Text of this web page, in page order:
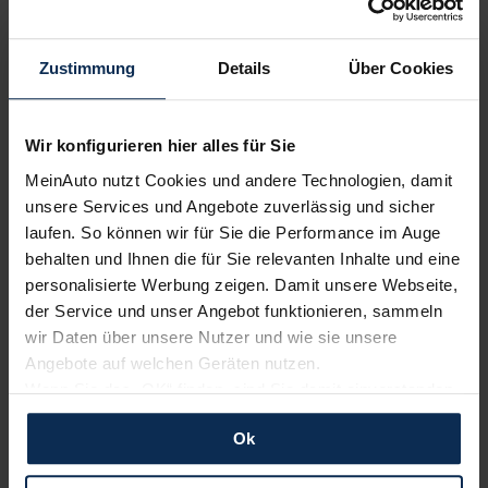
Zustimmung Details Über Cookies
Wir konfigurieren hier alles für Sie
MeinAuto nutzt Cookies und andere Technologien, damit
unsere Services und Angebote zuverlässig und sicher
laufen. So können wir für Sie die Performance im Auge
behalten und Ihnen die für Sie relevanten Inhalte und eine
personalisierte Werbung zeigen. Damit unsere Webseite,
der Service und unser Angebot funktionieren, sammeln
wir Daten über unsere Nutzer und wie sie unsere
Angebote auf welchen Geräten nutzen.
Wenn Sie das „OK“ finden, sind Sie damit einverstanden
und erlauben uns Cookies für unseren Service zu
verwenden und diese Daten an Dritte weiterzugeben,
etwa an unsere Marketingpartner. Falls Sie dem nicht
Ok
Volvo Renault
KIA BMW